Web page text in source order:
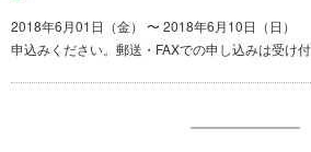
2018年6月01日（金） 〜 2018年6月10日（日
申込みください。郵送・FAXでの申し込みは受け付